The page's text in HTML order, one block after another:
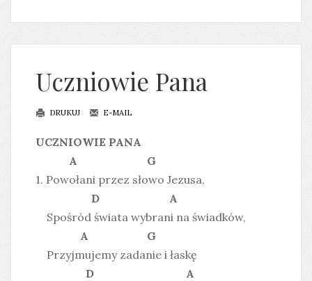
Uczniowie Pana
DRUKUJ E-MAIL
UCZNIOWIE PANA
A G
1. Powołani przez słowo Jezusa,
D A
Spośród świata wybrani na świadków,
A G
Przyjmujemy zadanie i łaskę
D A